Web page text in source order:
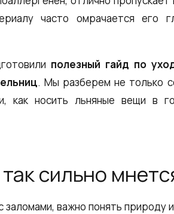
часто омрачается его
полезный гайд по
. Мы разберем не только
как носить льняные вещи в
сильно
важно понять природу